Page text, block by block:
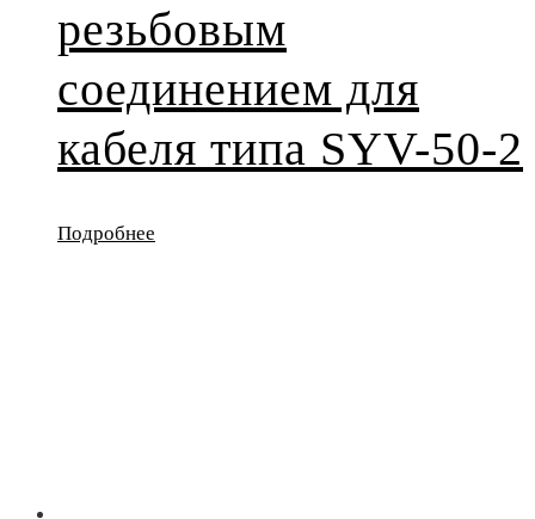
резьбовым
соединением для
кабеля типа SYV-50-2
Подробнее